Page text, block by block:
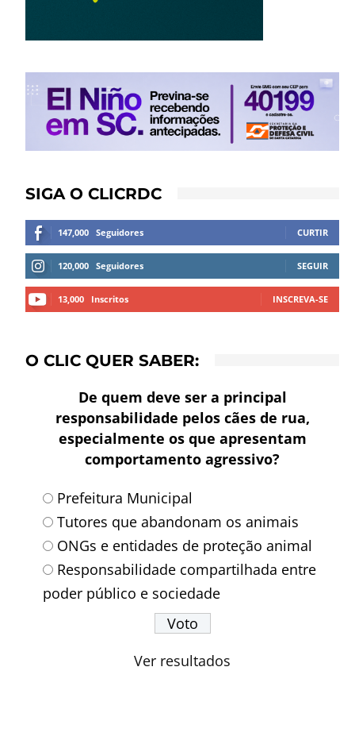
SIGA O CLICRDC
147,000 Seguidores CURTIR
120,000 Seguidores SEGUIR
13,000 Inscritos INSCREVA-SE
O CLIC QUER SABER:
De quem deve ser a principal
responsabilidade pelos cães de rua,
especialmente os que apresentam
comportamento agressivo?
Prefeitura Municipal
Tutores que abandonam os animais
ONGs e entidades de proteção animal
Responsabilidade compartilhada entre
poder público e sociedade
Ver resultados